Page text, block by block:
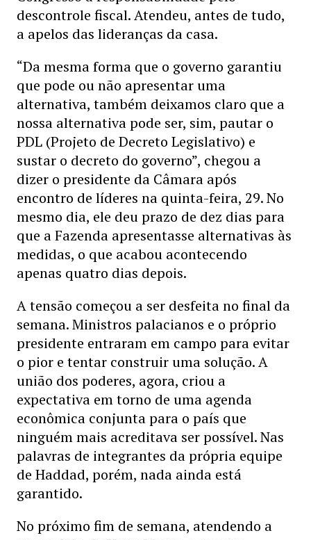
descontrole fiscal. Atendeu, antes de tudo,
a apelos das lideranças da casa.
“Da mesma forma que o governo garantiu
que pode ou não apresentar uma
alternativa, também deixamos claro que a
nossa alternativa pode ser, sim, pautar o
PDL (Projeto de Decreto Legislativo) e
sustar o decreto do governo”, chegou a
dizer o presidente da Câmara após
encontro de líderes na quinta-feira, 29. No
mesmo dia, ele deu prazo de dez dias para
que a Fazenda apresentasse alternativas às
medidas, o que acabou acontecendo
apenas quatro dias depois.
A tensão começou a ser desfeita no final da
semana. Ministros palacianos e o próprio
presidente entraram em campo para evitar
o pior e tentar construir uma solução. A
união dos poderes, agora, criou a
expectativa em torno de uma agenda
econômica conjunta para o país que
ninguém mais acreditava ser possível. Nas
palavras de integrantes da própria equipe
de Haddad, porém, nada ainda está
garantido.
No próximo fim de semana, atendendo a